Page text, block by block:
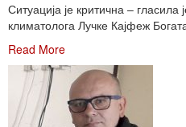
Ситуација је критична –
климатолога Лучке Кајфеж
Read More